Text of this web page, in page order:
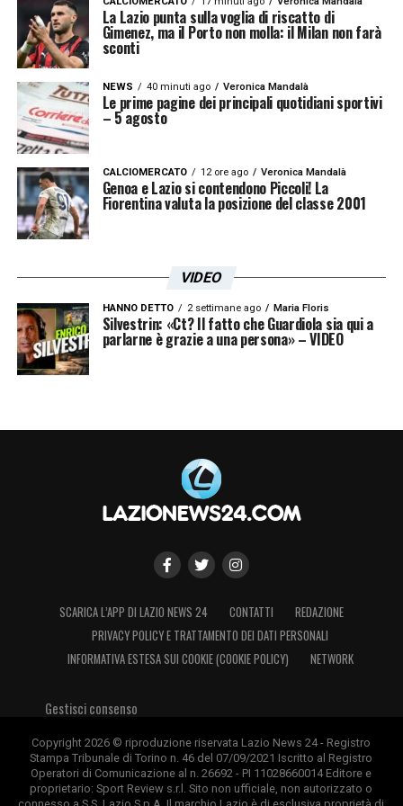
La Lazio punta sulla voglia di riscatto di
Gimenez, ma il Porto non molla: il Milan non farà
sconti
NEWS 40 minuti ago Veronica Mandalà
Le prime pagine dei principali quotidiani sportivi
– 5 agosto
CALCIOMERCATO 12 ore ago Veronica Mandalà
Genoa e Lazio si contendono Piccoli! La
Fiorentina valuta la posizione del classe 2001
VIDEO
HANNO DETTO 2 settimane ago Maria Floris
Silvestrin: «Ct? Il fatto che Guardiola sia qui a
parlarne è grazie a una persona» – VIDEO
SCARICA L’APP DI LAZIO NEWS 24 CONTATTI
REDAZIONE
PRIVACY POLICY E TRATTAMENTO DEI DATI PERSONALI
INFORMATIVA ESTESA SUI COOKIE (COOKIE POLICY)
NETWORK
Gestisci consenso
Copyright 2026 © riproduzione riservata Lazio News 24 - Registro
Stampa Tribunale di Torino n. 46 del 07/09/2021 Iscritto al Registro
Operatori di Comunicazione al n. 26692 - PI 11028660014 Editore e
proprietario: Sport Review s.r.l. Sito non ufficiale, non autorizzato o